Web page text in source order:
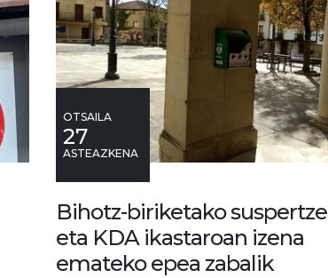
OTSAILA
27
ASTEAZKENA
Bihotz-biriketako suspertze
eta KDA ikastaroan izena
emateko epea zabalik